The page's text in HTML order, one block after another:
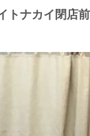
トナカイ閉店